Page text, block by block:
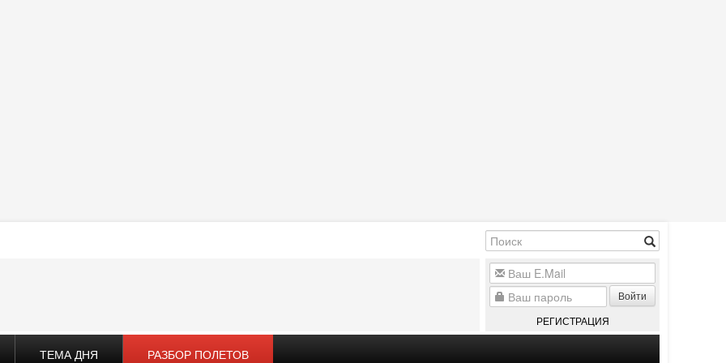
Войти
РЕГИСТРАЦИЯ
ТЕМА ДНЯ РАЗБОР ПОЛЕТОВ